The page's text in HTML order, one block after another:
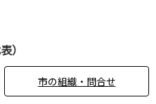
）
市の組織・問合せ